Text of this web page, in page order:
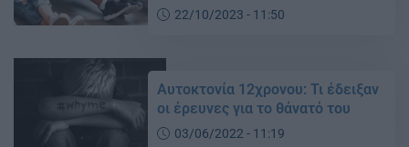
22/10/2023 - 11:50
Αυτοκτονία 12χρονου: Τι έδειξαν
οι έρευνες για το θάνατό του
03/06/2022 - 11:19